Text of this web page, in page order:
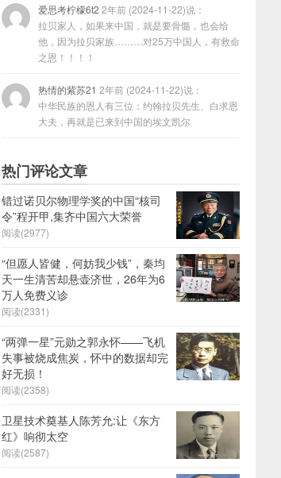
爱思考柠檬6t2 2年前 (2024-11-22)说：
拉贝家人，如果来中国，就是要骨髓，也会给
他，因为拉贝家族………对25万中国人，有救命
之恩！！！！
热情的紫苏21 2年前 (2024-11-22)说：
中华民族的恩人有三位：约翰拉贝先生、白求恩
大夫，再就是已来到中国的埃文凯尔
热门评论文章
错过诺贝尔物理学奖的中国“核司
令”程开甲,集齐中国六大荣誉
阅读(2977)
“但愿人皆健，何妨我少钱”，秦均
天一生清苦却悬壶济世，26年为6
万人免费义诊
阅读(2331)
“两弹一星”元勋之郭永怀——飞机
失事被烧成焦炭，怀中的数据却完
好无损！
阅读(2358)
卫星技术奠基人陈芳允:让《东方
红》响彻太空
阅读(2587)